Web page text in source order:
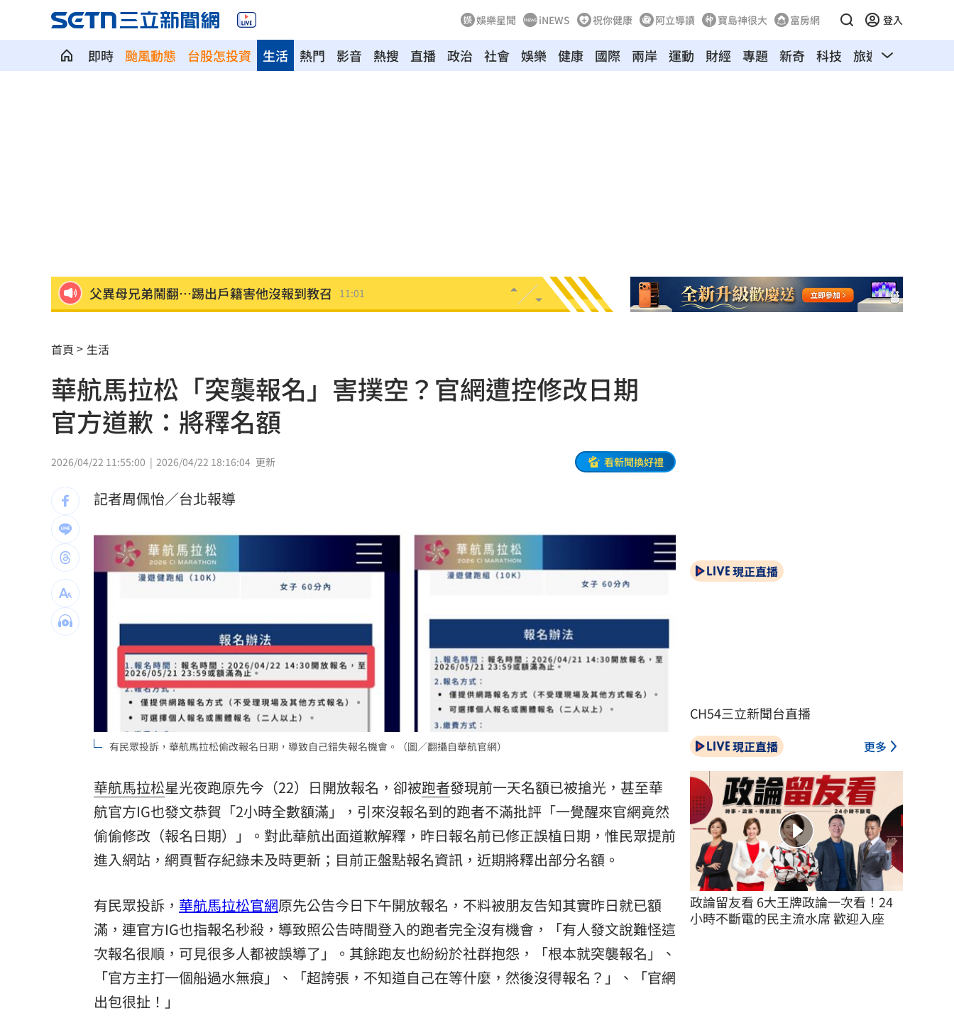
娛樂星聞 iNEWS 祝你健康 阿立導讀 寶島神很大 富房網 登入
即時 颱風動態 台股怎投資 熱門 影音 熱搜 直播 政治 社會 娛樂
生活 健康 國際 兩岸 運動 財經 專題 新奇 科技 旅遊 汽車
獨／嘉盈嚮往台灣應援文化 香港跨海追夢 11:00
aespa攻蛋推城市行銷 台北6大活動曝光
iPhone 18 Pro出不了？傳因「缺這貨」 10:57
慈濟遭詐10.6億！醫「神比喻」眾一看秒懂
奇豔妝容惹炎上！泰女公務員霸氣回嗆
疫苗真相曝陳實中要求道歉 蔣萬安這樣說
用戶注意！Gmail在2027年將「大砍3功能」 10:47
獨／詐10億囤黃金爆增值3倍：可望全拿回
直呼難以諒解！他：慈濟最高層應有人下台
4年前示警疫苗掮客遭抹黑 陳時中回應了 10:42
BLACKPINK活動惹議 公司遭人持球桿猛砸 10:40
靠慈濟志工形象加分 女律當選彰律理事長
60歲糖尿病婦 吃飯1改變血糖奇蹟下降 10:35
台灣彩券開獎直播中 20:31
LIVE三立+24小時直播 15:27
三立iNEWS新聞台線上直播 18:00
8國球員齊聚高雄 Formosa 7s掀足球熱潮 10:00
理想混蛋號召粉絲跨海追星吃美食！ 18:15
首頁 生活
華航馬拉松「突襲報名」害撲空？官網遭控修改日期
官方道歉：將釋名額
2026/04/22 11:55:00 2026/04/22 18:16:04 更新 看新聞換好禮
記者周佩怡／台北報導
有民眾投訴，華航馬拉松偷改報名日期，導致自己錯失報名機會。（圖／翻攝自華航官網）
華航馬拉松星光夜跑原先今（22）日開放報名，卻被跑者發現前一天名額已被搶光，甚至華
航官方IG也發文恭賀「2小時全數額滿」，引來沒報名到的跑者不滿批評「一覺醒來官網竟然
偷偷修改（報名日期）」。對此華航出面道歉解釋，昨日報名前已修正誤植日期，惟民眾提前
進入網站，網頁暫存紀錄未及時更新；目前正盤點報名資訊，近期將釋出部分名額。
有民眾投訴， 華航馬拉松官網原先公告今日下午開放報名，不料被朋友告知其實昨日就已額
滿，連官方IG也指報名秒殺，導致照公告時間登入的跑者完全沒有機會，「有人發文說難怪這
次報名很順，可見很多人都被誤導了」。其餘跑友也紛紛於社群抱怨，「根本就突襲報名」、
「官方主打一個船過水無痕」、「超誇張，不知道自己在等什麼，然後沒得報名？」、「官網
出包很扯！」
現正直播
CH54三立新聞台直播
現正直播 更多
政論留友看 6大王牌政論一次看！24
小時不斷電的民主流水席 歡迎入座